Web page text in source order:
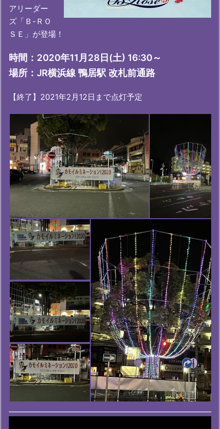
アリーダー
ズ「Ｂ-ＲＯ
ＳＥ」が登場！
時間：2020年11月28日(土) 16:30～
場所：JR横浜線 鴨居駅 改札前通路
【終了】2021年2月12日まで点灯予定